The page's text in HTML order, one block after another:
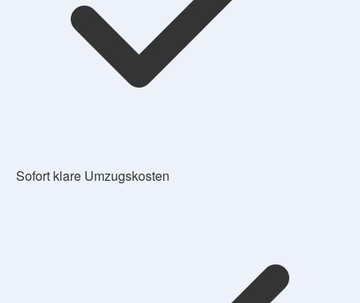
Sofort klare Umzugskosten